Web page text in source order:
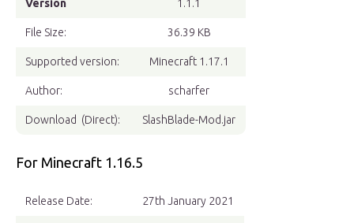
Version 1.1.1
File Size: 36.39 KB
Supported version: Minecraft 1.17.1
Author: scharfer
Download (Direct): SlashBlade-Mod.jar
For Minecraft 1.16.5
Release Date: 27th January 2021